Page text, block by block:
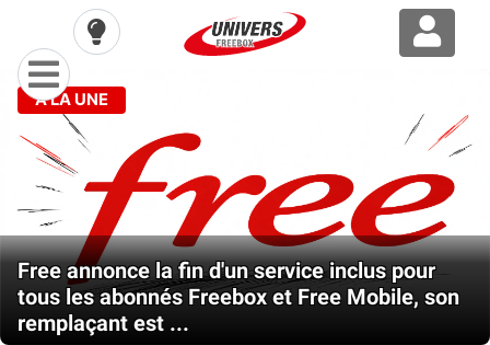
À LA UNE
Free annonce la fin d'un service inclus pour
tous les abonnés Freebox et Free Mobile, son
remplaçant est ...
Previous